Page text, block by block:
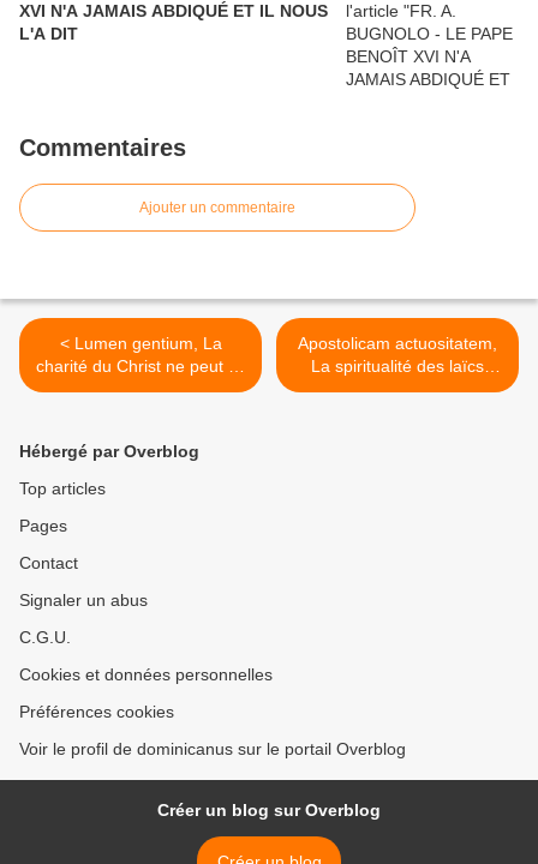
XVI N'A JAMAIS ABDIQUÉ ET IL NOUS
L'A DIT
Commentaires
Ajouter un commentaire
< Lumen gentium, La
charité du Christ ne peut se
passer du témoignage des
Apostolicam actuositatem,
La spiritualité des laïcs
dans l'apostolat >
Hébergé par Overblog
Top articles
Pages
Contact
Signaler un abus
C.G.U.
Cookies et données personnelles
Préférences cookies
Voir le profil de dominicanus sur le portail Overblog
Créer un blog sur Overblog